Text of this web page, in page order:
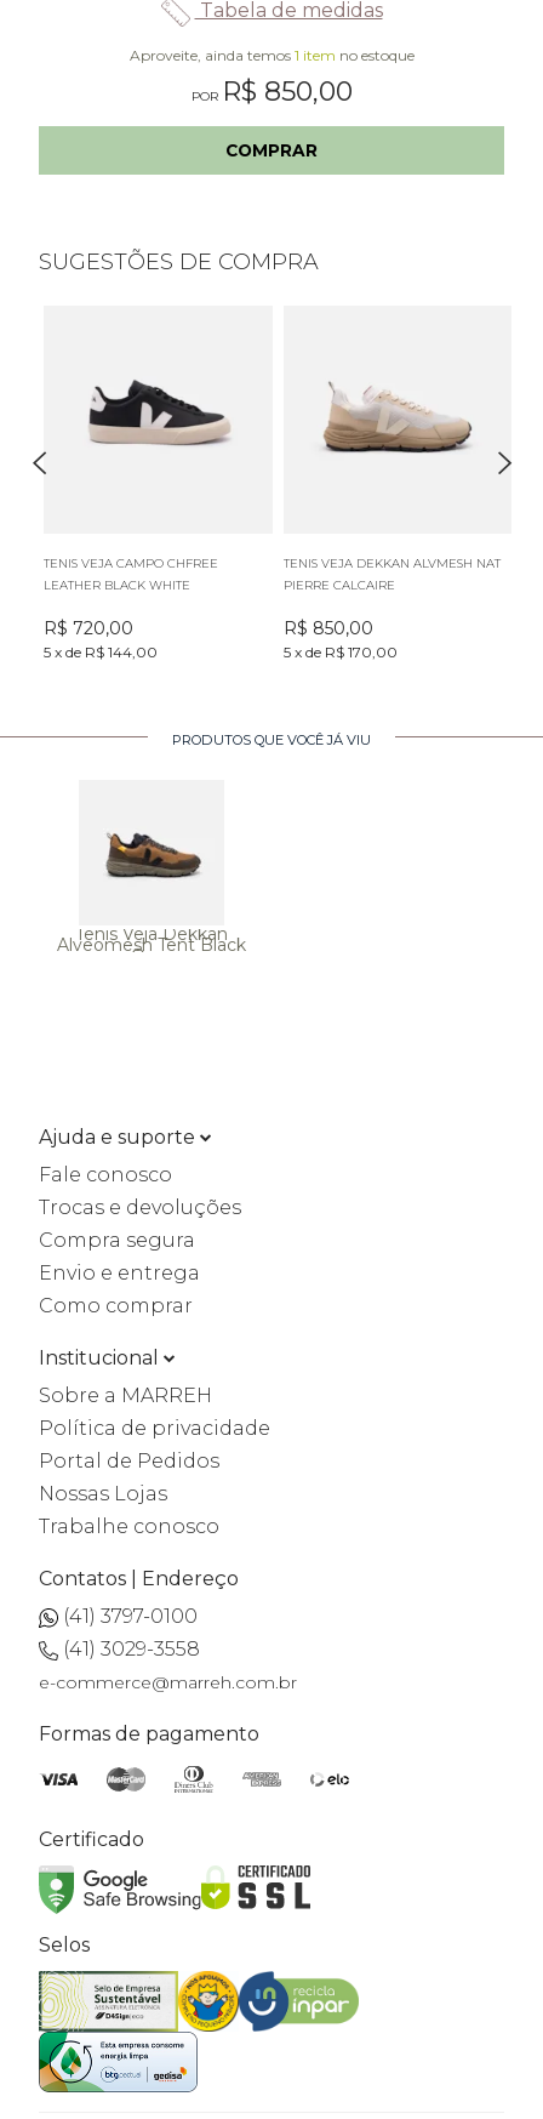
Tabela de medidas
Aproveite, ainda temos 1 item no estoque
R$ 850,00
COMPRAR
SUGESTÕES DE COMPRA
TENIS VEJA CAMPO CHFREE
LEATHER BLACK WHITE
R$ 720,00
5 x de R$ 144,00
TENIS VEJA DEKKAN ALVMESH NAT
PIERRE CALCAIRE
R$ 850,00
5 x de R$ 170,00
PRODUTOS QUE VOCÊ JÁ VIU
Tenis Veja Dekkan
Alveomesh Tent Black
Ouro
Ajuda e suporte
Fale conosco
Trocas e devoluções
Compra segura
Envio e entrega
Como comprar
Institucional
Sobre a MARREH
Política de privacidade
Portal de Pedidos
Nossas Lojas
Trabalhe conosco
Contatos | Endereço
(41) 3797-0100
(41) 3029-3558
e-commerce@marreh.com.br
Formas de pagamento
Certificado
Selos